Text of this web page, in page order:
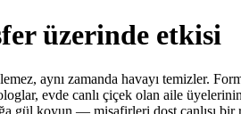
üzerinde etkisi
aynı zamanda havayı temizler.
evde canlı çiçek olan aile
gül koyun — misafirleri dost canlısı